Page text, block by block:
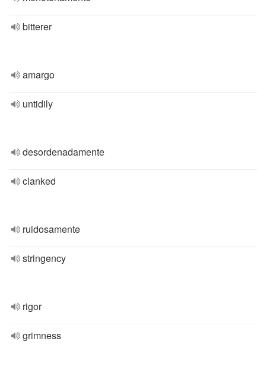
bitterer
amargo
untidily
desordenadamente
clanked
ruidosamente
stringency
rigor
grimness